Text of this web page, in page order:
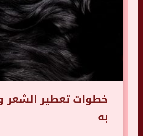
خطوات تعطير الشعر
به